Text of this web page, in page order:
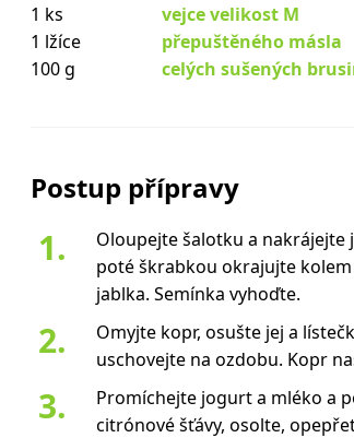
1 ks
vejce velikost M
1 lžíce
přepuštěného másla
100 g
celých sušených
Postup přípravy
Oloupejte šalotku a nakrájejte
poté škrabkou okrajujte
jablka. Semínka vyhoďte.
Omyjte kopr, osušte jej a
uschovejte na ozdobu. Kopr
Promíchejte jogurt a mléko a
citrónové šťávy, osolte,